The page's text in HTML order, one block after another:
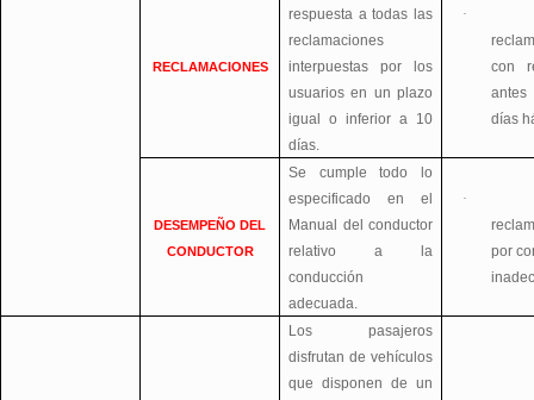
RECLAMACIONES
respuesta a todas las
reclamaciones
interpuestas por los
usuarios en un plazo
igual o inferior a 10
días.
·
con
días
DESEMPEÑO DEL
CONDUCTOR
Se cumple todo lo
especificado en el
Manual del conductor
relativo a la
conducción
adecuada.
·
por
Los pasajeros
disfrutan de vehículos
que disponen de un